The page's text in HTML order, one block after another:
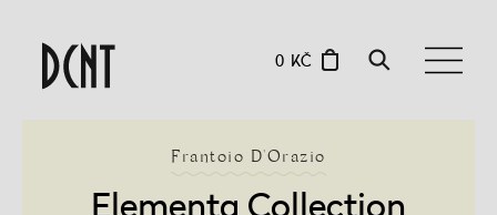
0 KČ
Frantoio D'Orazio